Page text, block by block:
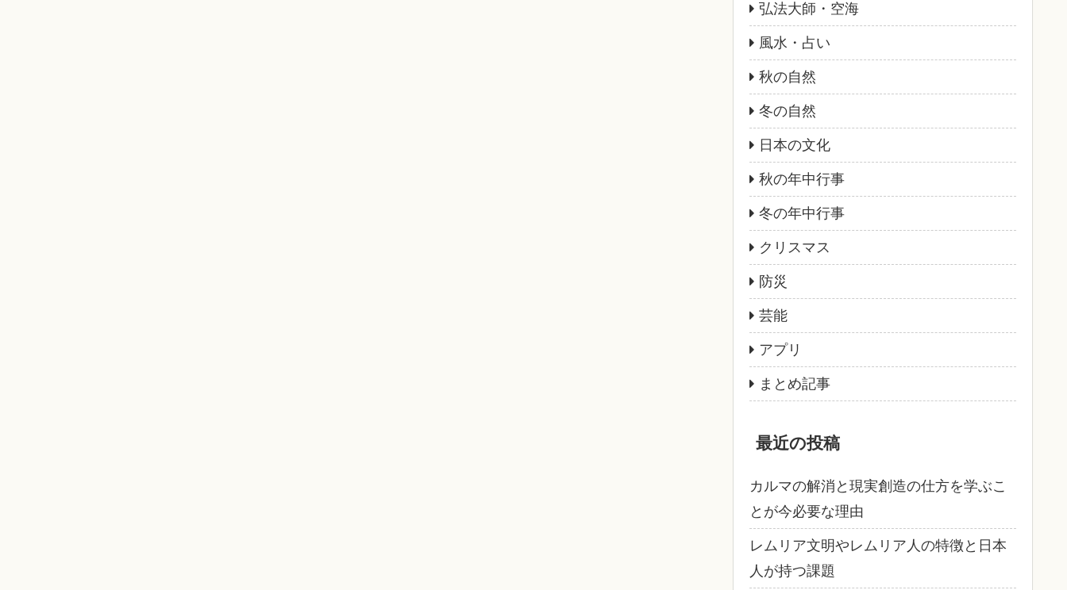
弘法大師・空海
風水・占い
秋の自然
冬の自然
日本の文化
秋の年中行事
冬の年中行事
クリスマス
防災
芸能
アプリ
まとめ記事
最近の投稿
カルマの解消と現実創造の仕方を学ぶこ
とが今必要な理由
レムリア文明やレムリア人の特徴と日本
人が持つ課題